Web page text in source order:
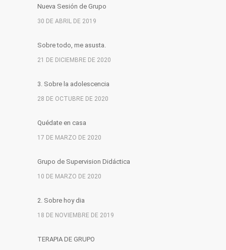
Nueva Sesión de Grupo
30 DE ABRIL DE 2019
Sobre todo, me asusta.
21 DE DICIEMBRE DE 2020
3. Sobre la adolescencia
28 DE OCTUBRE DE 2020
Quédate en casa
17 DE MARZO DE 2020
Grupo de Supervision Didáctica
10 DE MARZO DE 2020
2. Sobre hoy dia
18 DE NOVIEMBRE DE 2019
TERAPIA DE GRUPO